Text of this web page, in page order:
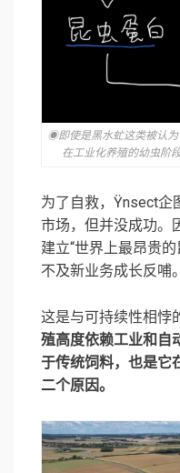
◉即使是黑水虻这类被认为
在工业化养殖的幼虫阶
为了自救，Ÿnsect企
市场，但并没成功。
建立“世界上最昂贵
不及新业务成长反哺。
这是与可持续性相悖
殖高度依赖工业和自
于传统饲料，也是它
二个原因。